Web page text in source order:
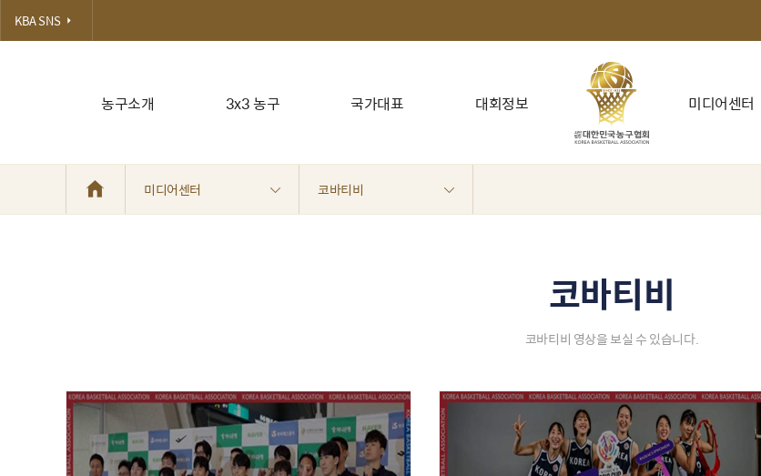
농구소개 3x3 농구 국가대표 대회정보 미디어센터
KBA SNS
미디어센터 코바티비
코바티비
코바티비 영상을 보실 수 있습니다.